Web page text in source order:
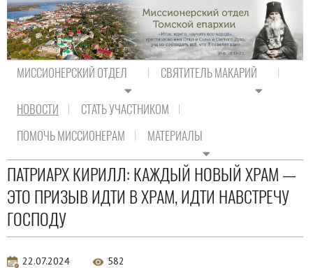
МИССИОНЕРСКИЙ ОТДЕЛ СВЯТИТЕЛЬ МАКАРИЙ
НОВОСТИ
СТАТЬ УЧАСТНИКОМ
ПОМОЧЬ МИССИОНЕРАМ
МАТЕРИАЛЫ
Новости Православия
ПАТРИАРХ КИРИЛЛ: КАЖДЫЙ НОВЫЙ ХРАМ —
ЭТО ПРИЗЫВ ИДТИ В ХРАМ, ИДТИ НАВСТРЕЧУ
ГОСПОДУ
22.07.2024 582